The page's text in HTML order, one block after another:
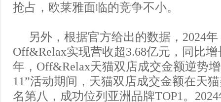
抢占，欧莱雅面临的竞争不小。
另外，根据官方给出的数据，2024
Off&Relax实现营收超3.68亿元，同比增
年，Off&Relax天猫双店成交金额逆势
11”活动期间，天猫双店成交金额在天
名第八，成功位列亚洲品牌TOP1。